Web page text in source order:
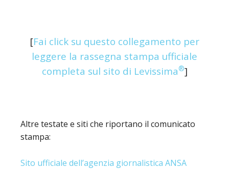
[Fai click su questo collegamento per
leggere la rassegna stampa ufficiale
completa sul sito di Levissima®]
Altre testate e siti che riportano il comunicato
stampa:
Sito ufficiale dell’agenzia giornalistica ANSA